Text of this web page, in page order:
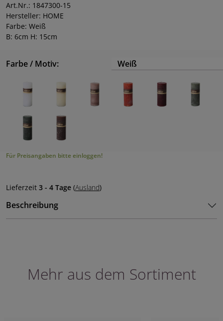
Art.Nr.: 1847300-15
Hersteller: HOME
Farbe: Weiß
B: 6cm H: 15cm
Farbe / Motiv: Weiß
Für Preisangaben bitte einloggen!
Lieferzeit 3 - 4 Tage (Ausland)
Beschreibung
Mehr aus dem Sortiment